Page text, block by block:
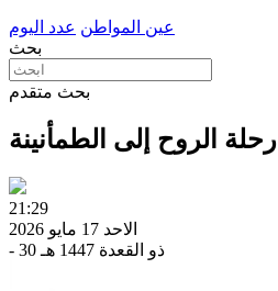
عين المواطن عدد اليوم
بحث
بحث متقدم
رحلة الروح إلى الطمأنينة
21:29
الاحد 17 مايو 2026
- 30 ذو القعدة 1447 هـ